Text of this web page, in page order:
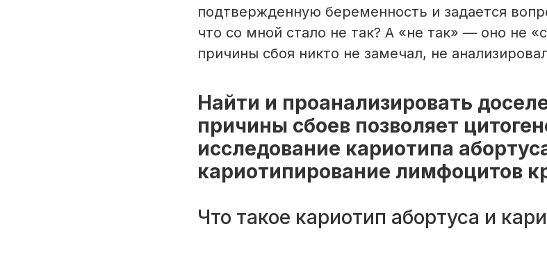
подтвержденную беременность и задается
что со мной стало не так? А «не так» — оно не
причины сбоя никто не замечал, не
Найти и проанализировать
причины сбоев позволяет
исследование кариотипа
кариотипирование лимфоцитов
Что такое кариотип абортуса и